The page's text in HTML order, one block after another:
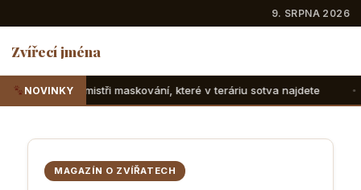
9. SRPNA 2026
Zvířecí jména
NOVINKYkteré v teráriu sotva najdete Suchozemské
MAGAZÍN O ZVÍŘATECH